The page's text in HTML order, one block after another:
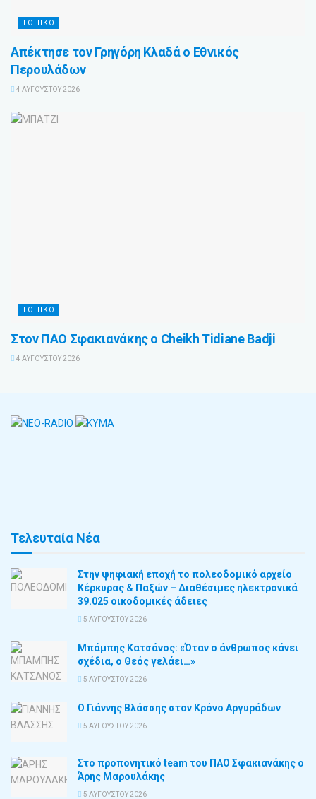
ΤΟΠΙΚΟ
Απέκτησε τον Γρηγόρη Κλαδά ο Εθνικός
Περουλάδων
4 ΑΥΓΟΎΣΤΟΥ 2026
ΤΟΠΙΚΟ
Στον ΠΑΟ Σφακιανάκης ο Cheikh Tidiane Badji
4 ΑΥΓΟΎΣΤΟΥ 2026
Τελευταία Νέα
Στην ψηφιακή εποχή το πολεοδομικό αρχείο
Κέρκυρας & Παξών – Διαθέσιμες ηλεκτρονικά
39.025 οικοδομικές άδειες
5 ΑΥΓΟΎΣΤΟΥ 2026
Μπάμπης Κατσάνος: «Όταν ο άνθρωπος κάνει
σχέδια, ο Θεός γελάει…»
5 ΑΥΓΟΎΣΤΟΥ 2026
Ο Γιάννης Βλάσσης στον Κρόνο Αργυράδων
5 ΑΥΓΟΎΣΤΟΥ 2026
Στο προπονητικό team του ΠΑΟ Σφακιανάκης ο
Άρης Μαρουλάκης
5 ΑΥΓΟΎΣΤΟΥ 2026